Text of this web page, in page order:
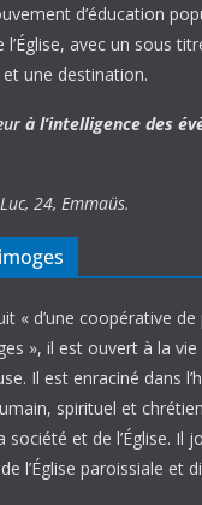
d’éducation
l’Église, avec un sous
une destination.
à l’intelligence des
24, Emmaüs.
« d’une coopérative
», il est ouvert à la
Il est enraciné dans
spirituel et
société et de l’Église. Il
l’Église paroissiale et